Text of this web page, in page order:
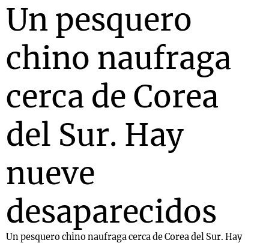
Un pesquero
chino naufraga
cerca de Corea
del Sur. Hay
nueve
desaparecidos
Un pesquero chino naufraga cerca de Corea del Sur. Hay